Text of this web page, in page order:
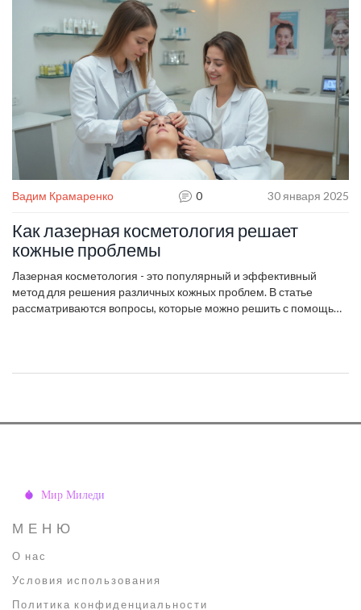
Вадим Крамаренко 0 30 января 2025
Как лазерная косметология решает
кожные проблемы
Лазерная косметология - это популярный и эффективный
метод для решения различных кожных проблем. В статье
рассматриваются вопросы, которые можно решить с помощью
МЕНЮ
О нас
Условия использования
Политика конфиденциальности